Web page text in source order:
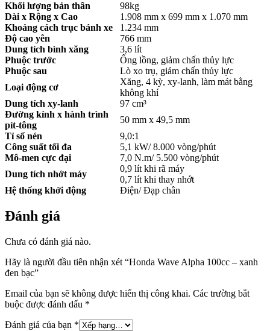
Khối lượng bản thân
98kg
Dài x Rộng x Cao
1.908 mm x 699 mm x 1.070 mm
Khoảng cách trục bánh xe
1.234 mm
Độ cao yên
766 mm
Dung tích bình xăng
3,6 lít
Phuộc trước
Ống lồng, giảm chấn thủy lực
Phuộc sau
Lò xo trụ, giảm chấn thủy lực
Loại động cơ
Xăng, 4 kỳ, xy-lanh, làm mát bằng
không khí
Dung tích xy-lanh
97 cm³
Đường kính x hành trình
pít-tông
50 mm x 49,5 mm
Tỉ số nén
9,0:1
Công suất tối đa
5,1 kW/ 8.000 vòng/phút
Mô-men cực đại
7,0 N.m/ 5.500 vòng/phút
Dung tích nhớt máy
0,9 lít khi rã máy
0,7 lít khi thay nhớt
Hệ thống khởi động
Điện/ Đạp chân
Đánh giá
Chưa có đánh giá nào.
Hãy là người đầu tiên nhận xét “Honda Wave Alpha 100cc – xanh
đen bạc”
Email của bạn sẽ không được hiển thị công khai. Các trường bắt
buộc được đánh dấu *
Đánh giá của bạn *